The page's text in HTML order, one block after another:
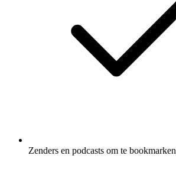
Zenders en podcasts om te bookmarken